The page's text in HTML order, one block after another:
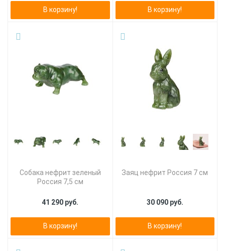
В корзину! В корзину!
Собака нефрит зеленый
Россия 7,5 см
41 290 руб.
В корзину!
Заяц нефрит Россия 7 см
30 090 руб.
В корзину!